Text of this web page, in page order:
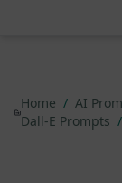
Home / AI
Dall-E Prompts /